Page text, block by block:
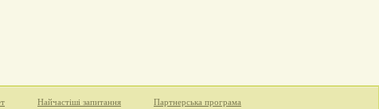
Найчастіші запитання Партнерська програма